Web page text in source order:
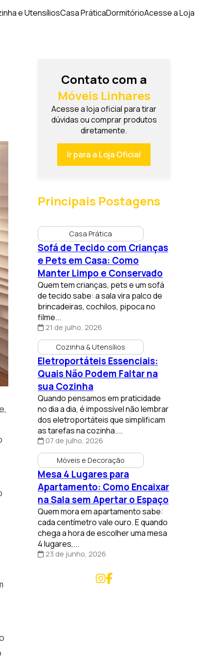
e UtensíliosCasa PráticaDormitórioAcesse a Loja
Contato com a
Móveis Linhares
Acesse a loja oficial para tirar
dúvidas ou comprar produtos
diretamente.
Ir para a Loja Oficial
Principais Postagens
Casa Prática
Sofá de Tecido com Crianças
e Pets em Casa: Como
Manter Limpo e Conservado
Quem tem crianças, pets e um sofá
de tecido sabe: a sala vira palco de
brincadeiras, cochilos, pipoca no
filme...
21 de julho, 2026
Cozinha & Utensílios
Eletroportáteis Essenciais:
Quais Não Podem Faltar na
sua Cozinha
Quando pensamos em praticidade
no dia a dia, é impossível não lembrar
dos eletroportáteis que simplificam
as tarefas na cozinha....
07 de julho, 2026
Móveis e Decoração
Mesa 4 Lugares para
Apartamento: Como Encaixar
na Sala sem Apertar o Espaço
Quem mora em apartamento sabe:
cada centímetro vale ouro. E quando
chega a hora de escolher uma mesa
4 lugares,...
23 de junho, 2026